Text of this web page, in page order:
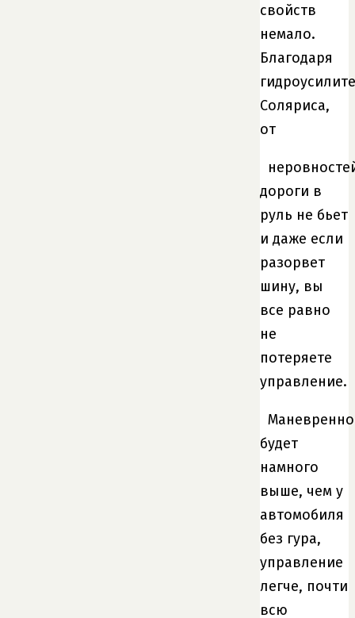
свойств
немало.
Благодаря
Соляриса,
от
дороги в
руль не бьет
и даже если
разорвет
шину, вы
все равно
не
потеряете
управление.
будет
намного
выше, чем у
автомобиля
без гура,
управление
легче, почти
всю